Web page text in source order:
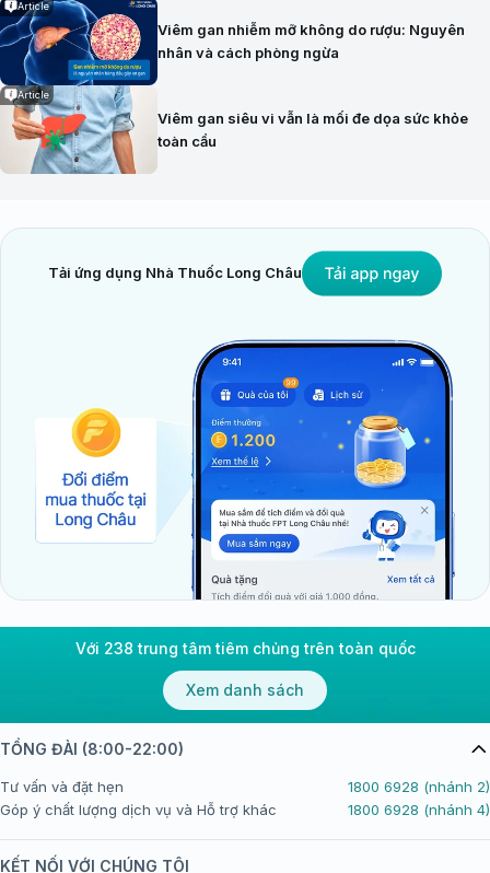
Article
Viêm gan nhiễm mỡ không do rượu: Nguyên
nhân và cách phòng ngừa
Article
Viêm gan siêu vi vẫn là mối đe dọa sức khỏe
toàn cầu
Tải ứng dụng Nhà Thuốc Long Châu
Với 238 trung tâm tiêm chủng trên toàn quốc
Xem danh sách
TỔNG ĐÀI (8:00-22:00)
Tư vấn và đặt hẹn
1800 6928 (nhánh 2)
Góp ý chất lượng dịch vụ và Hỗ trợ khác
1800 6928 (nhánh 4)
KẾT NỐI VỚI CHÚNG TÔI